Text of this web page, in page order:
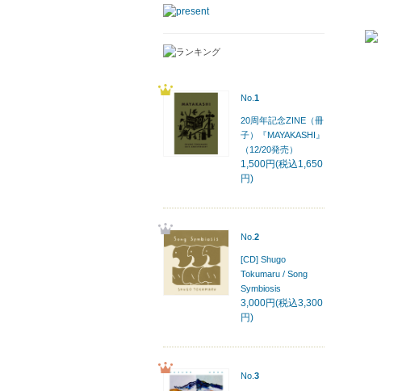
No.1
20周年記念ZINE（冊
子）『MAYAKASHI』
（12/20発売）
1,500円(税込1,650
円)
No. 2
[CD] Shugo
Tokumaru / Song
Symbiosis
3,000円(税込3,300
円)
No. 3